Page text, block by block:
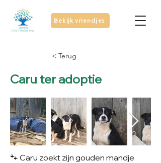
Bekijk vriendjes
< Terug
Caru ter adoptie
🐾 Caru zoekt zijn gouden mandje